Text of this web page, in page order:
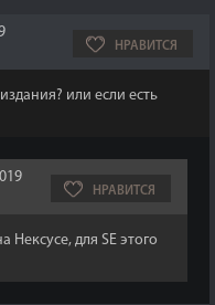
НРАВИТСЯ
или если есть
НРАВИТСЯ
Нексусе, для SE этого